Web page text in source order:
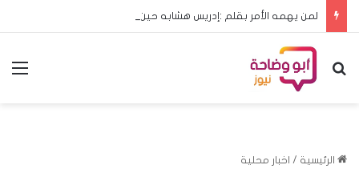
بحث عن
الرئيسية / اخبار محلية